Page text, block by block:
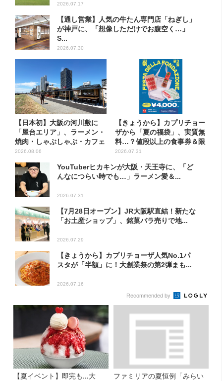
2026.07.17
【通し営業】人気の牛たん専門店「ねぎし」
が神戸に、「想像しただけでお腹空く…」
S...
2026.07.30
【日本初】大阪の河川敷に
「屋台エリア」、ラーメン・
焼肉・しゃぶしゃぶ・カフェ
まで...
2026.08.06
【きょうから】カプリチョー
ザから「夏の福袋」、実質無
料…？値段以上の食事券＆限
定...
2026.07.31
YouTuberヒカキンが大阪・天王寺に、「ど
んなにつらい時でも…」ラーメン愛＆...
2026.07.31
【7月28日オープン】JR大阪駅直結！新たな
「お土産ショップ」、銘菓バラ売りで地...
2026.07.29
【きょうから】カプリチョーザ人気No.1パ
スタが「半額」に！大創業祭の第2弾まも...
2026.07.16
Recommended by
【夏イベント】即完も…大
ファミリアの夏恒例「みらい